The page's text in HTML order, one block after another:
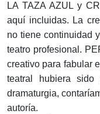
LA TAZA AZUL y
aquí incluidas. La
no tiene continuidad
teatro profesional.
creativo para fabular
teatral hubiera
dramaturgia,
autoría.